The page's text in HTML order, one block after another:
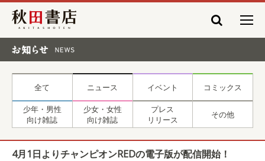
秋田書店
全て ニュース イベント コミックス
少年・男性
向け雑誌
少女・女性
向け雑誌
プレス
リリース
その他
4月1日よりチャンピオンREDの電子版が配信開始！